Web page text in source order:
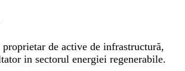
proprietar de active de infrastructură,
in sectorul energiei regenerabile.